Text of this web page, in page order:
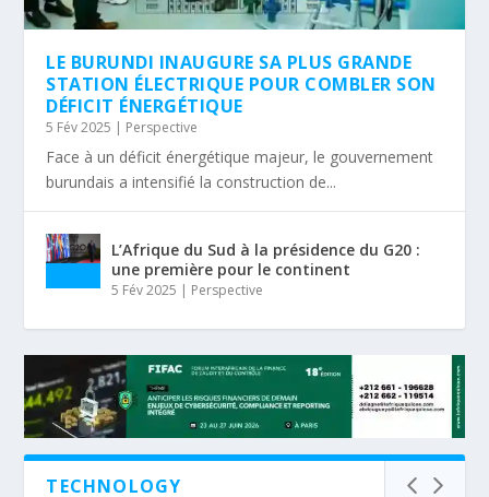
LE BURUNDI INAUGURE SA PLUS GRANDE
STATION ÉLECTRIQUE POUR COMBLER SON
DÉFICIT ÉNERGÉTIQUE
5 Fév 2025 | Perspective
Face à un déficit énergétique majeur, le gouvernement
burundais a intensifié la construction de...
L’Afrique du Sud à la présidence du G20 :
une première pour le continent
5 Fév 2025 | Perspective
TECHNOLOGY